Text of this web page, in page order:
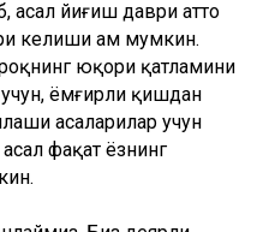
Биз деярли
асаларилар билан
учун эрталаб соат беш
тунда ухлаймиз. Кун
тайёрлаймиз, сўнгра
оламиз, забруслар –
иссиқ пичоқ билан